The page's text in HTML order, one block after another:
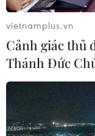
vietnamplus.vn
Cảnh giác thủ
Thánh Đức